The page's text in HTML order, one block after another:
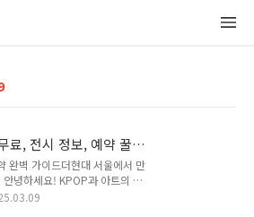
료, 전시 정보, 예약 꿀
완벽 가이드더현대 서울에서 만
녕하세요! KPOP과 아트의 경
(GDRAGON)의 팬이라면 이번